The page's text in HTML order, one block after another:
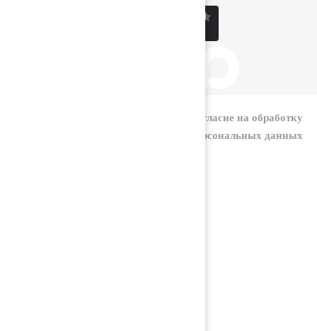
Согласие на обработку
персональных данных